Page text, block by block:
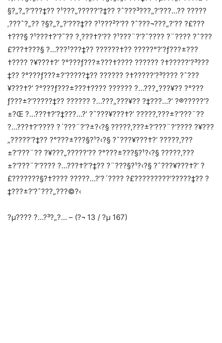
§?„?„?‘???‡?? ?¹???„?????’?‡?? ?ˆ???³???„?‘???…?? ?????
‚???ˆ?„?? ?§?„?„?‘???‡?? ?¹???²?‘?? ?ˆ???¬???„?‘?? ?£???
†???§ ?¹???†?’?¯?? ?¸???†?‘?? ?¹???¨?’?¯???? ?¨???? ?ˆ???
£???†???§ ?…???¹???‡?? ?­?????†?? ?????°?’?ƒ???±???
†???? ?¥???†?’ ?°???ƒ???±???†???? ?????? ?†?????’?³???
‡?? ?°???ƒ???±?’?????‡?? ?????? ?†?????’?³???? ?ˆ???
¥???†?’ ?°???ƒ???±???†???? ?????? ?…???„???¥?? ?°???
ƒ???±?’?????‡?? ?????? ?…???„???¥?? ?‡???…?’ ?®?????’?
±?Œ ?…???†?’?‡???…?’ ?ˆ???¥???†?’ ?????‚???±?‘???¨??
?…???†?‘???? ?´???¨?’?±?‹?§ ?????‚???±?‘???¨?’???? ?¥???
„?????’?‡?? ?°???±???§?¹?‹?§ ?ˆ???¥???†?’ ?????‚???
±?‘???¨?? ?¥???„?????‘?? ?°???±???§?¹?‹?§ ?????‚???
±?‘???¨?’???? ?…???†?’?‡?? ?¨???§?¹?‹?§ ?ˆ???¥???†?’ ?
£???????§?†???? ?????…?’?´???? ?£?????????’?????‡?? ?
‡???±?’?ˆ???„???©?‹
?µ?­???­ ?…?³?„?… – (?¬ 13 / ?µ 167)